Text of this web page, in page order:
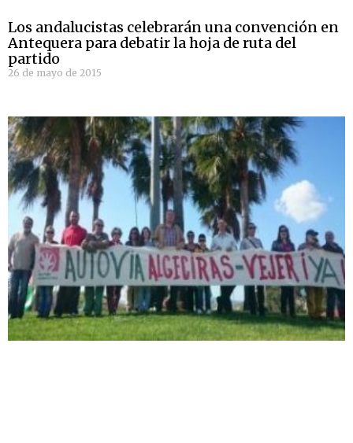
Los andalucistas celebrarán una convención en
Antequera para debatir la hoja de ruta del
partido
26 de mayo de 2015